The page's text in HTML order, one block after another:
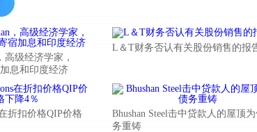
高级经济学家，
息和印度经济
L＆T财务否认有关股份销售的报
折扣价格QIP价格
Bhushan Steel击中贷款人的屋顶
务重铸